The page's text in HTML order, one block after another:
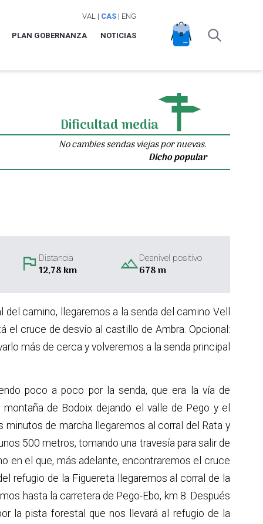
VAL | CAS| ENG
PLAN GOBERNANZA NOTICIAS
Dificultad media
No cambies sendas viejas por nuevas.
Dicho popular
flag Distancia
12,78 km landscapeDesnivel positivo
678 m
del camino, llegaremos a la senda del camino Vell
el cruce de desvío al castillo de Ambra. Opcional:
más de cerca y volveremos a la senda principal
poco a poco por la senda, que era la vía de
de Bodoix dejando el valle de Pego y el
de marcha llegaremos al corral del Rata y
500 metros, tomando una travesía para salir de
en el que, más adelante, encontraremos el cruce
refugio de la Figuereta
llegaremos al corral de la
hasta la carretera de Pego-Ebo, km 8. Después
la pista forestal que nos llevará al refugio de la